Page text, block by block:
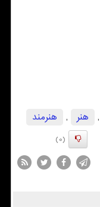
, هنر ,
هنرمند
(0)